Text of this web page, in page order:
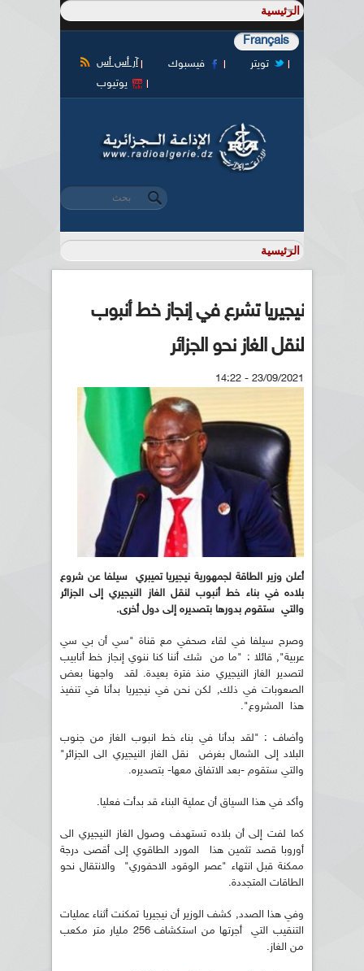
Français
آر أس أس فيسبوك
تويتر
يوتيوب
استمارة البحث
‏بحث ‏
نيجيريا تشرع في إنجاز خط أنبوب
لنقل الغاز نحو الجزائر
23/09/2021 - 14:22
أعلن وزير الطاقة لجمهورية نيجيريا تميبري سيلفا عن شروع
بلاده في بناء خط أنبوب لنقل الغاز النيجيري إلى الجزائر
والتي ستقوم بدورها بتصديره إلى دول أخرى.
وصرح سيلفا في لقاء صحفي مع قناة "سي أن بي سي
عربية", قائلا : "ما من شك أننا كنا ننوي إنجاز خط أنابيب
لتصدير الغاز النيجيري منذ فترة بعيدة. لقد واجهنا بعض
الصعوبات في ذلك, لكن نحن في نيجيريا بدأنا في تنفيذ
هذا المشروع".
وأضاف : "لقد بدأنا في بناء خط انبوب الغاز من جنوب
البلاد إلى الشمال بغرض نقل الغاز النيجيري الى الجزائر"
والتي ستقوم -بعد الاتفاق معها- بتصديره.
وأكد في هذا السياق أن عملية البناء قد بدأت فعليا.
كما لفت إلى أن بلاده تستهدف وصول الغاز النيجيري الى
أوروبا قصد تثمين هذا المورد الطاقوي إلى أقصى درجة
ممكنة قبل انتهاء "عصر الوقود الاحفوري" والانتقال نحو
الطاقات المتجددة.
وفي هذا الصدد, كشف الوزير أن نيجيريا تمكنت أثناء عمليات
التنقيب التي أجرتها من استكشاف 256 مليار متر مكعب
من الغاز.